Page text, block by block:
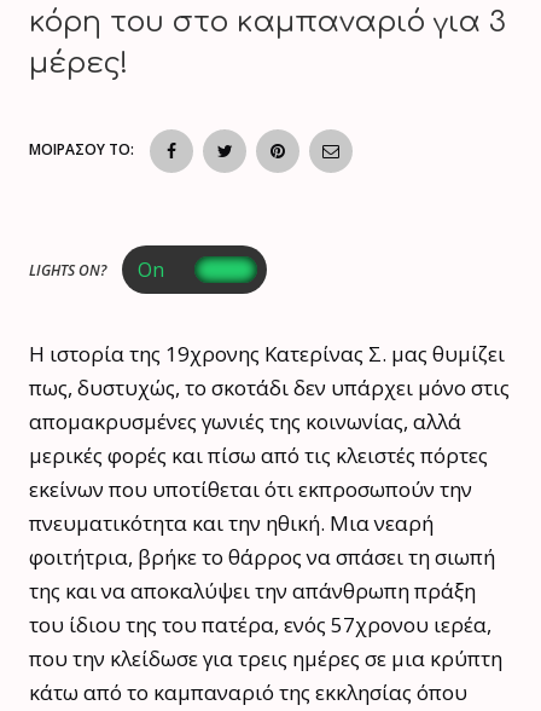
κόρη του στο καμπαναριό για 3
μέρες!
ΜΟΙΡΑΣΟΥ ΤΟ:
LIGHTS ON?
Η ιστορία της 19χρονης Κατερίνας Σ. μας θυμίζει
πως, δυστυχώς, το σκοτάδι δεν υπάρχει μόνο στις
απομακρυσμένες γωνιές της κοινωνίας, αλλά
μερικές φορές και πίσω από τις κλειστές πόρτες
εκείνων που υποτίθεται ότι εκπροσωπούν την
πνευματικότητα και την ηθική. Μια νεαρή
φοιτήτρια, βρήκε το θάρρος να σπάσει τη σιωπή
της και να αποκαλύψει την απάνθρωπη πράξη
του ίδιου της του πατέρα, ενός 57χρονου ιερέα,
που την κλείδωσε για τρεις ημέρες σε μια κρύπτη
κάτω από το καμπαναριό της εκκλησίας όπου